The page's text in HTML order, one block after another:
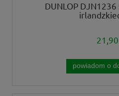
DUNLOP
21,90
powiadom o